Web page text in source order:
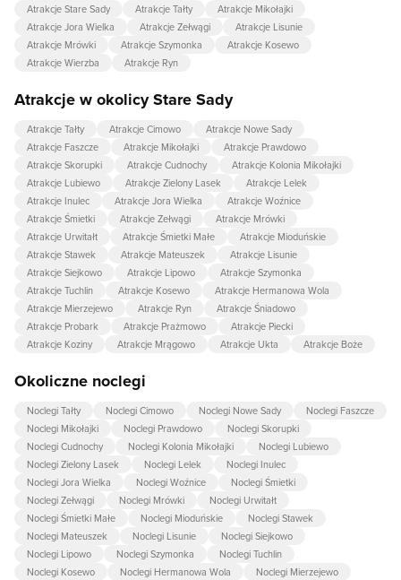
Atrakcje Stare Sady Atrakcje Tałty
Atrakcje Mikołajki
Atrakcje Jora Wielka
Atrakcje Zełwągi
Atrakcje Lisunie
Atrakcje Mrówki
Atrakcje Szymonka
Atrakcje Kosewo
Atrakcje Wierzba
Atrakcje Ryn
Atrakcje w okolicy Stare Sady
Atrakcje Tałty Atrakcje Cimowo
Atrakcje Nowe Sady
Atrakcje Faszcze
Atrakcje Mikołajki
Atrakcje Prawdowo
Atrakcje Skorupki
Atrakcje Cudnochy
Atrakcje Kolonia Mikołajki
Atrakcje Lubiewo
Atrakcje Zielony Lasek
Atrakcje Lelek
Atrakcje Inulec
Atrakcje Jora Wielka
Atrakcje Woźnice
Atrakcje Śmietki
Atrakcje Zełwągi
Atrakcje Mrówki
Atrakcje Urwitałt
Atrakcje Śmietki Małe
Atrakcje Mioduńskie
Atrakcje Stawek
Atrakcje Mateuszek
Atrakcje Lisunie
Atrakcje Siejkowo
Atrakcje Lipowo
Atrakcje Szymonka
Atrakcje Tuchlin
Atrakcje Kosewo
Atrakcje Hermanowa Wola
Atrakcje Mierzejewo
Atrakcje Ryn
Atrakcje Śniadowo
Atrakcje Probark
Atrakcje Prażmowo
Atrakcje Piecki
Atrakcje Koziny
Atrakcje Mrągowo Atrakcje Ukta Atrakcje Boże
Okoliczne noclegi
Noclegi Tałty Noclegi Cimowo Noclegi Nowe Sady
Noclegi Faszcze
Noclegi Mikołajki
Noclegi Prawdowo
Noclegi Skorupki
Noclegi Cudnochy
Noclegi Kolonia Mikołajki
Noclegi Lubiewo
Noclegi Zielony Lasek
Noclegi Lelek
Noclegi Inulec
Noclegi Jora Wielka
Noclegi Woźnice
Noclegi Śmietki
Noclegi Zełwągi
Noclegi Mrówki
Noclegi Urwitałt
Noclegi Śmietki Małe
Noclegi Mioduńskie
Noclegi Stawek
Noclegi Mateuszek
Noclegi Lisunie
Noclegi Siejkowo
Noclegi Lipowo
Noclegi Szymonka
Noclegi Tuchlin
Noclegi Kosewo
Noclegi Hermanowa Wola
Noclegi Mierzejewo